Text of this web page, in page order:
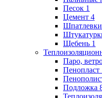
Песок 1
Цемент 4
Шпатлевки
Щебень 1
Паро,
Пенопласт
Подложка